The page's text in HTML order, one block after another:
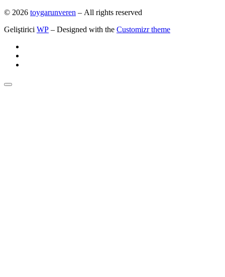
© 2026 toygarunveren – All rights reserved
Geliştirici WP – Designed with the Customizr theme